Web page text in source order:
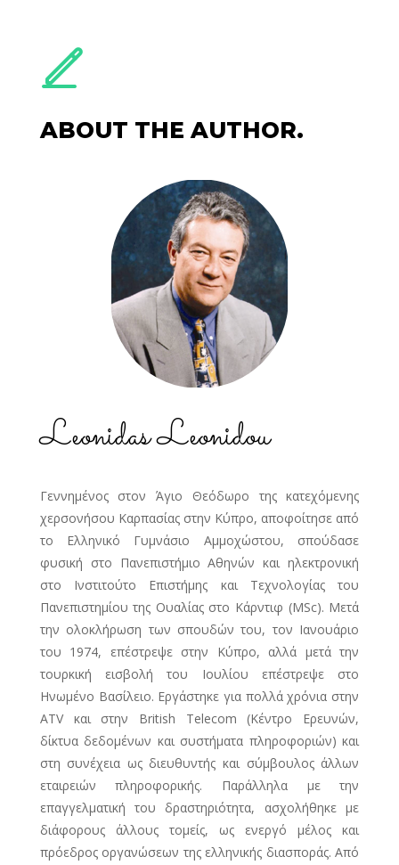
ABOUT THE AUTHOR.
Leonidas Leonidou
Γεννημένος στον Άγιο Θεόδωρο της κατεχόμενης
χερσονήσου Καρπασίας στην Κύπρο, αποφοίτησε από
το Ελληνικό Γυμνάσιο Αμμοχώστου, σπούδασε
φυσική στο Πανεπιστήμιο Αθηνών και ηλεκτρονική
στο Ινστιτούτο Επιστήμης και Τεχνολογίας του
Πανεπιστημίου της Ουαλίας στο Κάρντιφ (MSc). Μετά
την ολοκλήρωση των σπουδών του, τον Ιανουάριο
του 1974, επέστρεψε στην Κύπρο, αλλά μετά την
τουρκική εισβολή του Ιουλίου επέστρεψε στο
Ηνωμένο Βασίλειο. Εργάστηκε για πολλά χρόνια στην
ATV και στην British Telecom (Κέντρο Ερευνών,
δίκτυα δεδομένων και συστήματα πληροφοριών) και
στη συνέχεια ως διευθυντής και σύμβουλος άλλων
εταιρειών πληροφορικής. Παράλληλα με την
επαγγελματική του δραστηριότητα, ασχολήθηκε με
διάφορους άλλους τομείς, ως ενεργό μέλος και
πρόεδρος οργανώσεων της ελληνικής διασποράς. Από